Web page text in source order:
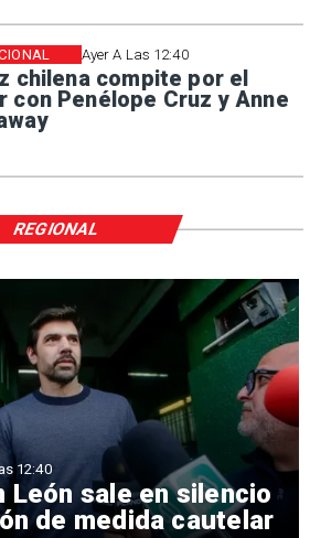
Ayer A Las 12:40
chilena compite por el
con Penélope Cruz y Anne
León sale en silencio
de medida cautelar
12:40
REGIONAL